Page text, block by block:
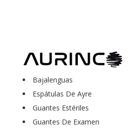
Bajalenguas
Espátulas De Ayre
Guantes Estériles
Guantes De Examen